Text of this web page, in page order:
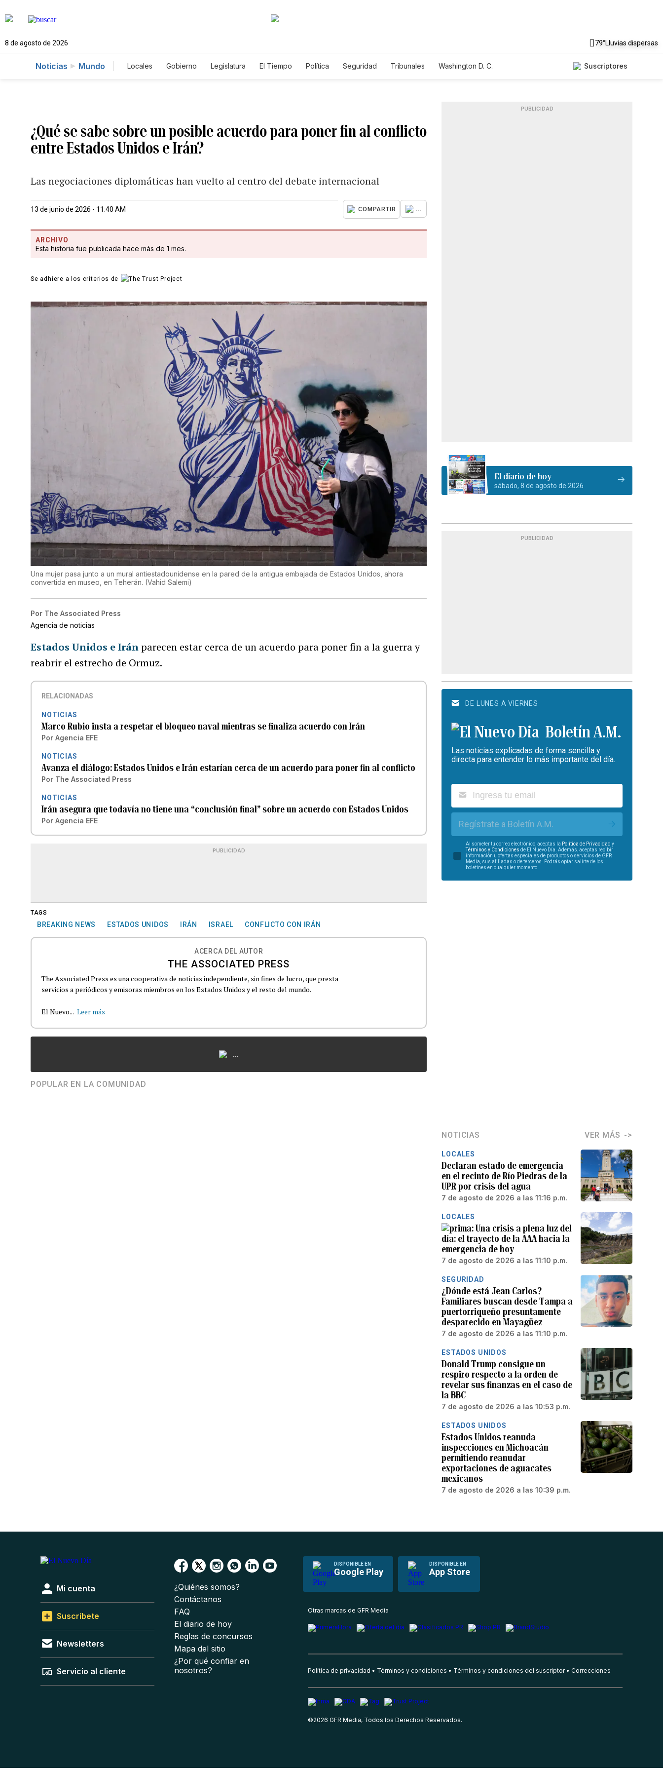
8 de agosto de 2026 79°Lluvias dispersas
Noticias Mundo Locales Gobierno Legislatura El Tiempo Política Seguridad Tribunales
Washington D. C.
Suscriptores
¿Qué se sabe sobre un posible acuerdo para poner fin al conflicto
entre Estados Unidos e Irán?
Las negociaciones diplomáticas han vuelto al centro del debate internacional
13 de junio de 2026 - 11:40 AM COMPARTIR ...
ARCHIVO
Esta historia fue publicada hace más de 1 mes.
Se adhiere a los criterios de
Una mujer pasa junto a un mural antiestadounidense en la pared de la antigua embajada de Estados Unidos, ahora
convertida en museo, en Teherán. (Vahid Salemi)
Por The Associated Press
Agencia de noticias
Estados Unidos e Iránparecen estar cerca de un acuerdo para poner fin a la guerra y
reabrir el estrecho de Ormuz.
RELACIONADAS
NOTICIAS
Marco Rubio insta a respetar el bloqueo naval mientras se finaliza acuerdo con Irán
Por Agencia EFE
NOTICIAS
Avanza el diálogo: Estados Unidos e Irán estarían cerca de un acuerdo para poner fin al conflicto
Por The Associated Press
NOTICIAS
Irán asegura que todavía no tiene una “conclusión final” sobre un acuerdo con Estados Unidos
Por Agencia EFE
PUBLICIDAD
TAGS
BREAKING NEWS ESTADOS UNIDOS IRÁN ISRAEL CONFLICTO CON IRÁN
ACERCA DEL AUTOR
THE ASSOCIATED PRESS
The Associated Press es una cooperativa de noticias independiente, sin fines de lucro, que presta
servicios a periódicos y emisoras miembros en los Estados Unidos y el resto del mundo.
El Nuevo... Leer más
...
POPULAR EN LA COMUNIDAD
PUBLICIDAD
El diario de hoy
sábado, 8 de agosto de 2026
PUBLICIDAD
DE LUNES A VIERNES
Boletín A.M.
Las noticias explicadas de forma sencilla y
directa para entender lo más importante del día.
Regístrate a Boletín A.M.
Al someter tu correo electrónico, aceptas la Política de Privacidad y
Términos y Condiciones de El Nuevo Día. Además, aceptas recibir
información u ofertas especiales de productos o servicios de GFR
Media, sus afiliadas o de terceros. Podrás optar salirte de los
boletines en cualquier momento.
NOTICIAS VER MÁS
LOCALES
Declaran estado de emergencia
en el recinto de Río Piedras de la
UPR por crisis del agua
7 de agosto de 2026 a las 11:16 p.m.
LOCALES
Una crisis a plena luz del
día: el trayecto de la AAA hacia la
emergencia de hoy
7 de agosto de 2026 a las 11:10 p.m.
SEGURIDAD
¿Dónde está Jean Carlos?
Familiares buscan desde Tampa a
puertorriqueño presuntamente
desparecido en Mayagüez
7 de agosto de 2026 a las 11:10 p.m.
ESTADOS UNIDOS
Donald Trump consigue un
respiro respecto a la orden de
revelar sus finanzas en el caso de
la BBC
7 de agosto de 2026 a las 10:53 p.m.
ESTADOS UNIDOS
Estados Unidos reanuda
inspecciones en Michoacán
permitiendo reanudar
exportaciones de aguacates
mexicanos
7 de agosto de 2026 a las 10:39 p.m.
DISPONIBLE EN
Google Play
DISPONIBLE EN
App Store
Mi cuenta
Suscríbete
Newsletters
Servicio al cliente
¿Quiénes somos?
Contáctanos
FAQ
El diario de hoy
Reglas de concursos
Mapa del sitio
¿Por qué confiar en
nosotros?
Otras marcas de GFR Media
Política de privacidad Términos y condiciones Términos y condiciones del suscriptor Correcciones
©2026 GFR Media, Todos los Derechos Reservados.